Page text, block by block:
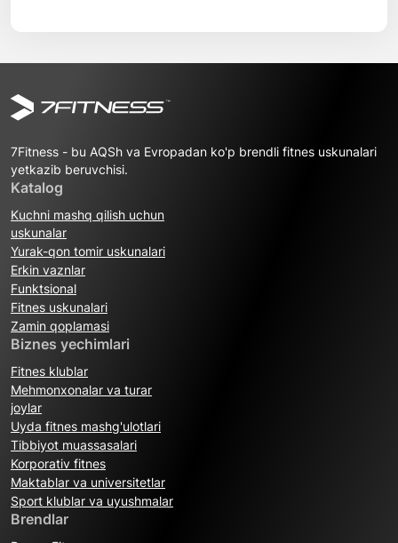
7Fitness - bu AQSh va Evropadan ko'p brendli fitnes uskunalari
yetkazib beruvchisi.
Katalog
Kuchni mashq qilish uchun
uskunalar
Yurak-qon tomir uskunalari
Erkin vaznlar
Funktsional
Fitnes uskunalari
Zamin qoplamasi
Biznes yechimlari
Fitnes klublar
Mehmonxonalar va turar
joylar
Uyda fitnes mashg'ulotlari
Tibbiyot muassasalari
Korporativ fitnes
Maktablar va universitetlar
Sport klublar va uyushmalar
Brendlar